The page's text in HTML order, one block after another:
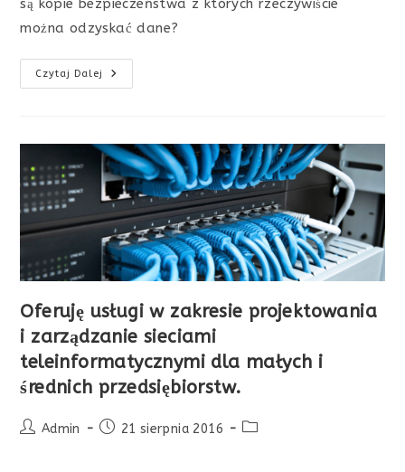
są kopie bezpieczeństwa z których rzeczywiście
można odzyskać dane?
Czytaj Dalej
Czy
Twoja
Scenariusz
Awarii
Serwera
Lub
Komputerów.
Czy
Twoja
Dane
Są
Bezpieczne
?
Oferuję usługi w zakresie projektowania
i zarządzanie sieciami
teleinformatycznymi dla małych i
średnich przedsiębiorstw.
PostAdmin
Post21 sierpnia 2016
Post